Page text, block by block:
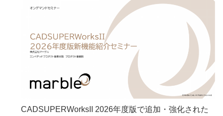
CADSUPERWorksII 2026年度版で追加・強化された